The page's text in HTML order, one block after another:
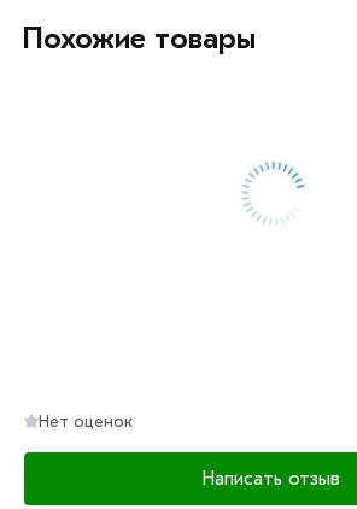
Данний товар от производителя
Похожие товары
Нет оценок
Написать отзыв